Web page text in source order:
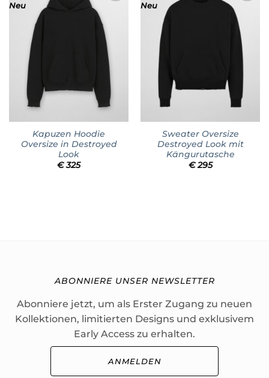
Neu
Add to
wishlist
Kapuzen Hoodie
Oversize in Destroyed
Look
€325
Neu
Add to
wishlist
Sweater Oversize
Destroyed Look mit
Kängurutasche
€295
ABONNIERE UNSER NEWSLETTER
Abonniere jetzt, um als Erster Zugang zu neuen
Kollektionen, limitierten Designs und exklusivem
Early Access zu erhalten.
ANMELDEN